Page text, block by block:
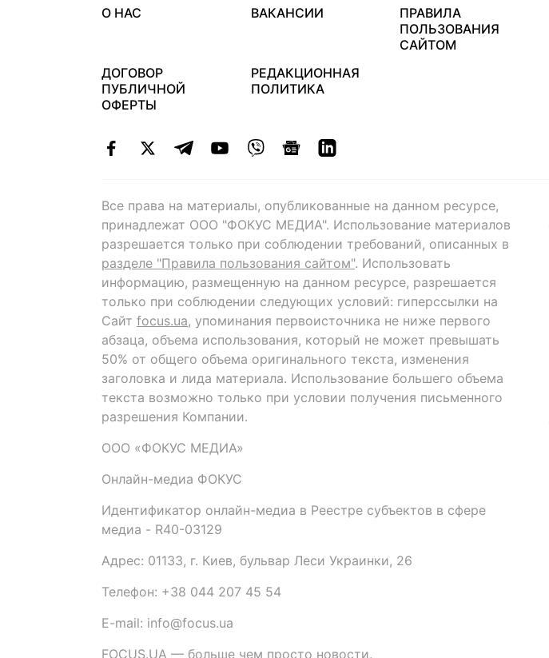
О НАС
ВАКАНСИИ
ПРАВИЛА
ПОЛЬЗОВАНИЯ
САЙТОМ
ДОГОВОР
ПУБЛИЧНОЙ
ОФЕРТЫ
РЕДАКЦИОННАЯ
ПОЛИТИКА
Все права на материалы, опубликованные на данном ресурсе,
принадлежат ООО "ФОКУС МЕДИА". Использование материалов
разрешается только при соблюдении требований, описанных в
разделе "Правила пользования сайтом". Использовать
информацию, размещенную на данном ресурсе, разрешается
только при соблюдении следующих условий: гиперссылки на
Сайт focus.ua, упоминания первоисточника не ниже первого
абзаца, объема использования, который не может превышать
50% от общего объема оригинального текста, изменения
заголовка и лида материала. Использование большего объема
текста возможно только при условии получения письменного
разрешения Компании.
ООО «ФОКУС МЕДИА»
Онлайн-медиа ФОКУС
Идентификатор онлайн-медиа в Реестре субъектов в сфере
медиа - R40-03129
Адрес: 01133, г. Киев, бульвар Леси Украинки, 26
Телефон: +38 044 207 45 54
E-mail: info@focus.ua
FOCUS.UA — больше чем просто новости.